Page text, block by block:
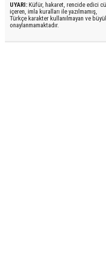
UYARI: Küfür, hakaret, rencide edici
içeren, imla kuralları ile yazılmamış,
Türkçe karakter kullanılmayan ve
onaylanmamaktadır.